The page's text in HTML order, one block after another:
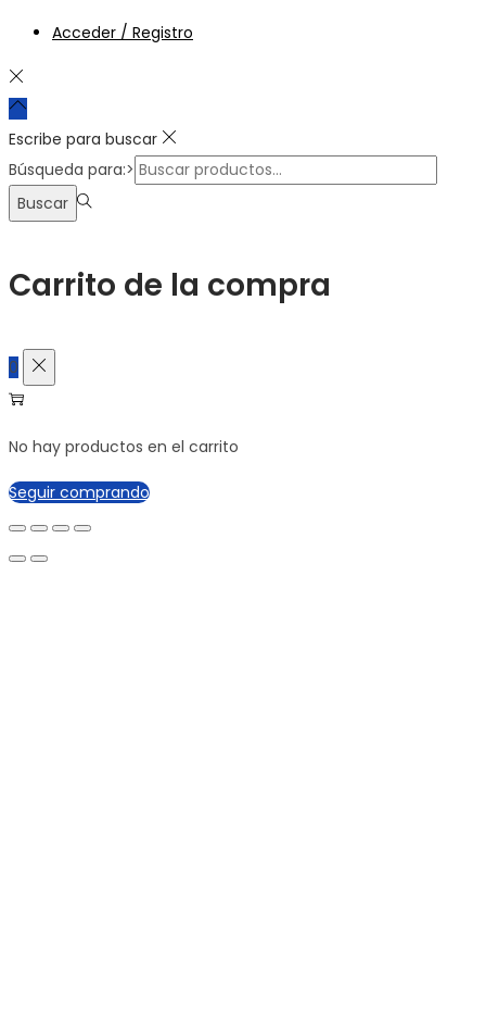
Acceder / Registro
Escribe para buscar
Búsqueda para:>
Buscar
Carrito de la compra
0
No hay productos en el carrito
Seguir comprando